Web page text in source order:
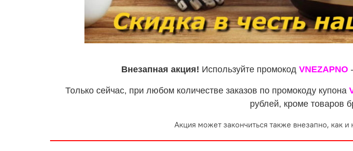
Внезапная акция! Используйте промокод VNEZAPNO
Только сейчас, при любом количестве заказов по промокоду купона
рублей, кроме товаров
Акция может закончиться также внезапно, как и